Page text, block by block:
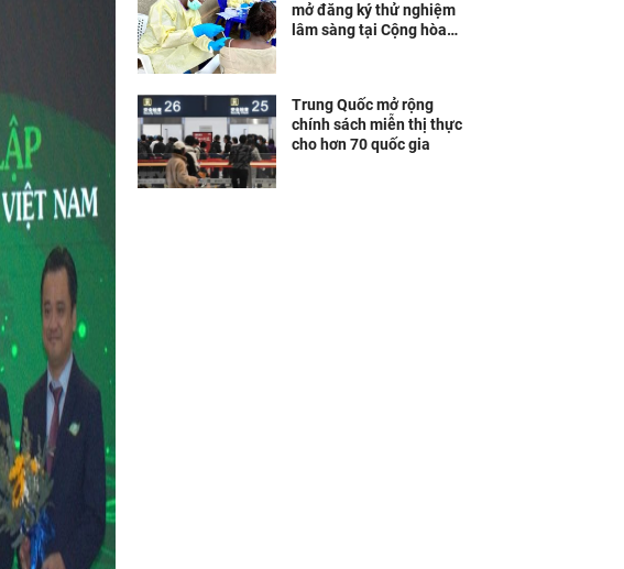
mở đăng ký thử nghiệm
lâm sàng tại Cộng hòa
Trung Quốc mở rộng
chính sách miễn thị thực
cho hơn 70 quốc gia